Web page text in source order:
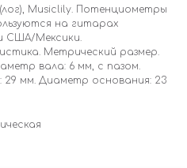
Musiclily. Потенциометры
на гитарах
США/Мексики.
Метрический размер.
вала: 6 мм, с пазом.
мм. Диаметр основания: 23